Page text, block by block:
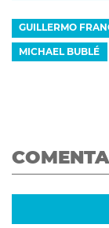
GUILLERMO
MICHAEL BUBLÉ